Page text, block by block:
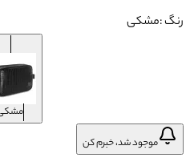
رنگ :مشکی
موجود شد، خبرم کن